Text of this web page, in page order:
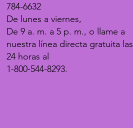
784-6632
De lunes a viernes,
De 9 a. m. a 5 p. m., o llame a
nuestra línea directa gratuita las
24 horas al
1-800-544-8293.